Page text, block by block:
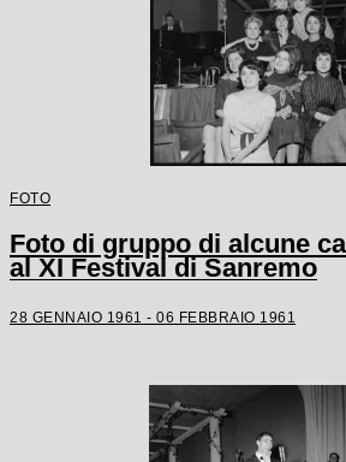
FOTO
Foto di gruppo di alcune
al XI Festival di Sanremo
28 GENNAIO 1961 - 06 FEBBRAIO 1961